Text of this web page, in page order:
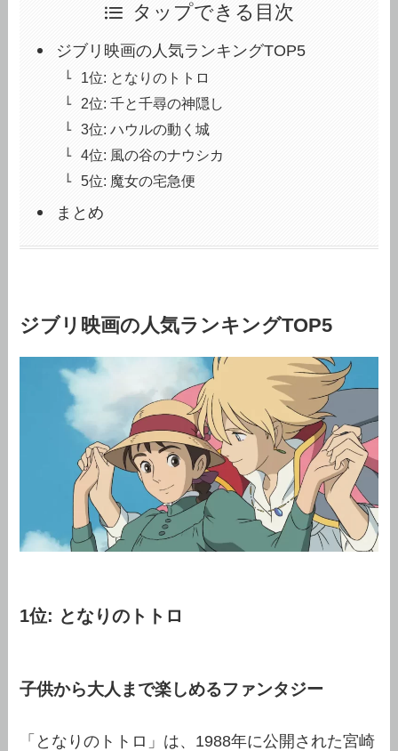
タップできる目次
ジブリ映画の人気ランキングTOP5
1位: となりのトトロ
2位: 千と千尋の神隠し
3位: ハウルの動く城
4位: 風の谷のナウシカ
5位: 魔女の宅急便
まとめ
ジブリ映画の人気ランキングTOP5
1位: となりのトトロ
子供から大人まで楽しめるファンタジー
「となりのトトロ」は、1988年に公開された宮崎